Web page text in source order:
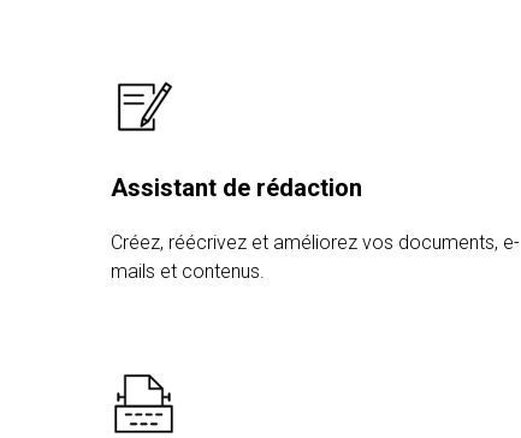
Assistant de rédaction
Créez, réécrivez et améliorez vos documents, e-
mails et contenus.